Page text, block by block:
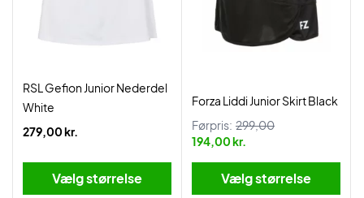
RSL Gefion Junior Nederdel
White
279,00 kr.
Vælg størrelse
Forza Liddi Junior Skirt Black
Førpris: 299,00
194,00 kr.
Vælg størrelse